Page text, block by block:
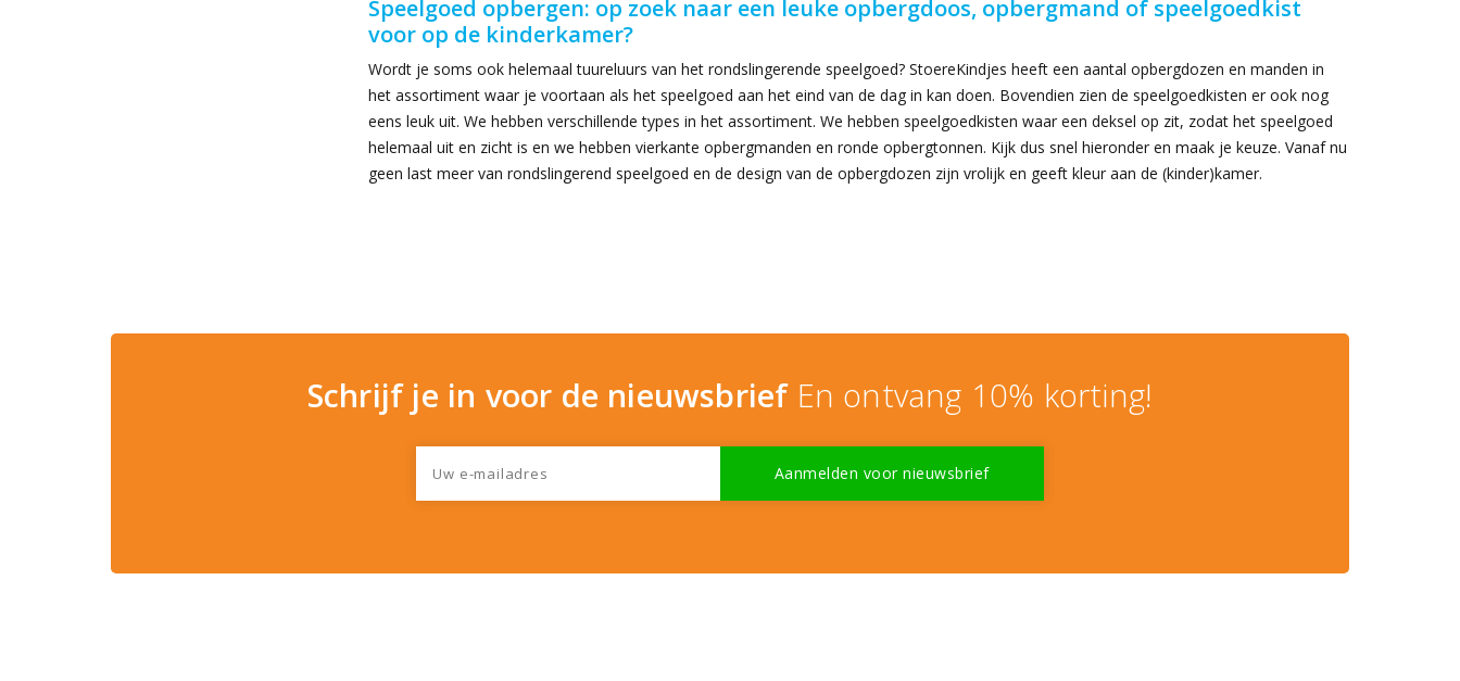
Speelgoed opbergen: op zoek naar een leuke opbergdoos, opbergmand of speelgoedkist
voor op de kinderkamer?
Wordt je soms ook helemaal tuureluurs van het rondslingerende speelgoed? StoereKindjes heeft een aantal opbergdozen en manden in
het assortiment waar je voortaan als het speelgoed aan het eind van de dag in kan doen. Bovendien zien de speelgoedkisten er ook nog
eens leuk uit. We hebben verschillende types in het assortiment. We hebben speelgoedkisten waar een deksel op zit, zodat het speelgoed
helemaal uit en zicht is en we hebben vierkante opbergmanden en ronde opbergtonnen. Kijk dus snel hieronder en maak je keuze. Vanaf nu
geen last meer van rondslingerend speelgoed en de design van de opbergdozen zijn vrolijk en geeft kleur aan de (kinder)kamer.
Schrijf je in voor de nieuwsbrief En ontvang 10% korting!